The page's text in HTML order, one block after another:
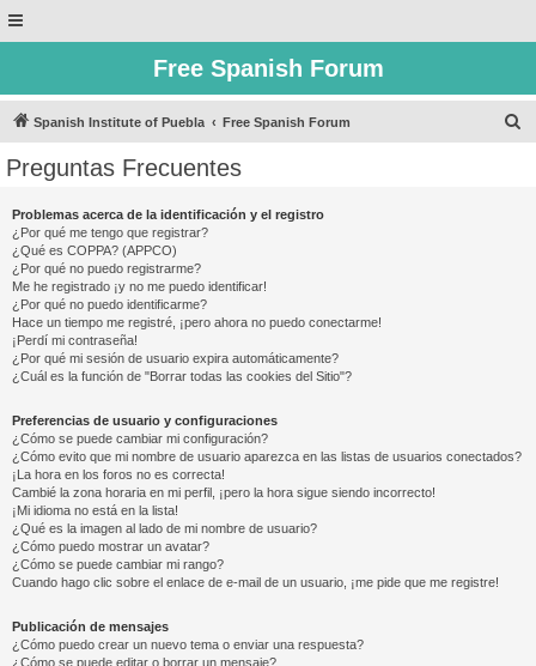
Free Spanish Forum
Spanish Institute of Puebla Free Spanish Forum
Preguntas Frecuentes
Problemas acerca de la identificación y el registro
¿Por qué me tengo que registrar?
¿Qué es COPPA? (APPCO)
¿Por qué no puedo registrarme?
Me he registrado ¡y no me puedo identificar!
¿Por qué no puedo identificarme?
Hace un tiempo me registré, ¡pero ahora no puedo conectarme!
¡Perdí mi contraseña!
¿Por qué mi sesión de usuario expira automáticamente?
¿Cuál es la función de "Borrar todas las cookies del Sitio"?
Preferencias de usuario y configuraciones
¿Cómo se puede cambiar mi configuración?
¿Cómo evito que mi nombre de usuario aparezca en las listas de usuarios conectados?
¡La hora en los foros no es correcta!
Cambié la zona horaria en mi perfil, ¡pero la hora sigue siendo incorrecto!
¡Mi idioma no está en la lista!
¿Qué es la imagen al lado de mi nombre de usuario?
¿Cómo puedo mostrar un avatar?
¿Cómo se puede cambiar mi rango?
Cuando hago clic sobre el enlace de e-mail de un usuario, ¡me pide que me registre!
Publicación de mensajes
¿Cómo puedo crear un nuevo tema o enviar una respuesta?
¿Cómo se puede editar o borrar un mensaje?